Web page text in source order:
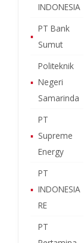
INDONESIA
▪
PT Bank
Sumut
▪
Politeknik
Negeri
Samarinda
▪
PT
Supreme
Energy
▪
PT
INDONESIA
RE
PT